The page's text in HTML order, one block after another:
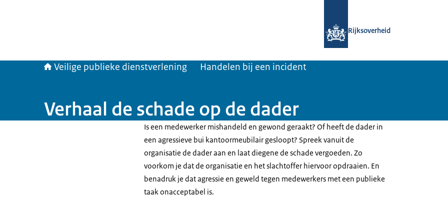
Rijksoverheid
Veilige publieke dienstverlening Handelen bij een incident
Verhaal de schade op de dader
Is een medewerker mishandeld en gewond geraakt? Of heeft de dader in
een agressieve bui kantoormeubilair gesloopt? Spreek vanuit de
organisatie de dader aan en laat diegene de schade vergoeden. Zo
voorkom je dat de organisatie en het slachtoffer hiervoor opdraaien. En
benadruk je dat agressie en geweld tegen medewerkers met een publieke
taak onacceptabel is.